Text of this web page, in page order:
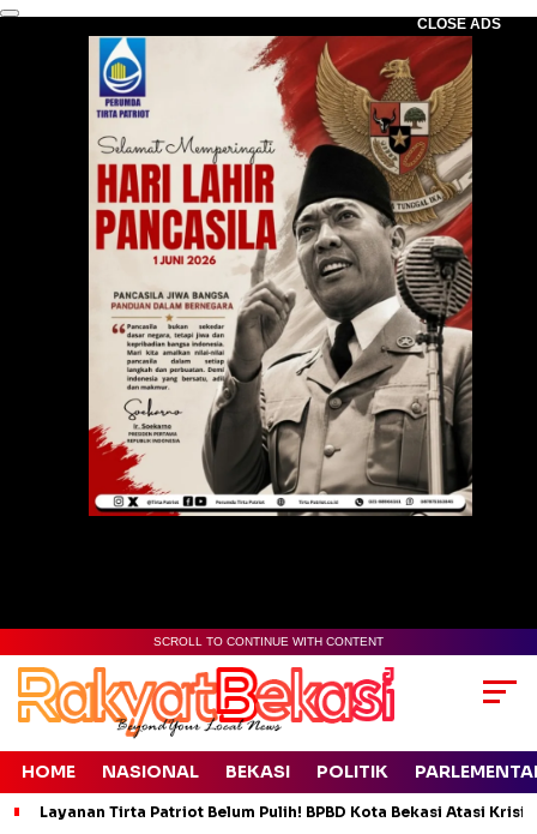
CLOSE ADS
SCROLL TO CONTINUE WITH CONTENT
HOME NASIONAL BEKASI POLITIK
Layanan Tirta Patriot Belum Pulih! BPBD Kota Bekasi Atasi